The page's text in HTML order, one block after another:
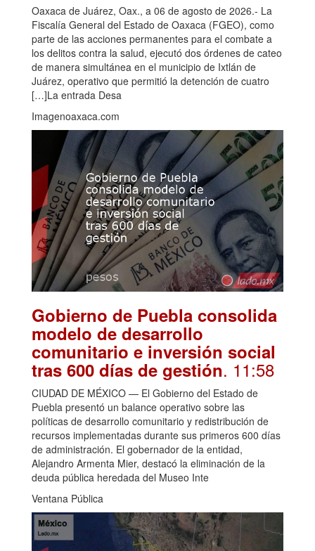
Oaxaca de Juárez, Oax., a 06 de agosto de 2026.- La
Fiscalía General del Estado de Oaxaca (FGEO), como
parte de las acciones permanentes para el combate a
los delitos contra la salud, ejecutó dos órdenes de cateo
de manera simultánea en el municipio de Ixtlán de
Juárez, operativo que permitió la detención de cuatro
[…]La entrada Desa
Imagenoaxaca.com
Gobierno de Puebla consolida
modelo de desarrollo
comunitario e inversión social
tras 600 días de gestión. 11:58
CIUDAD DE MÉXICO — El Gobierno del Estado de
Puebla presentó un balance operativo sobre las
políticas de desarrollo comunitario y redistribución de
recursos implementadas durante sus primeros 600 días
de administración. El gobernador de la entidad,
Alejandro Armenta Mier, destacó la eliminación de la
deuda pública heredada del Museo Inte
Ventana Pública